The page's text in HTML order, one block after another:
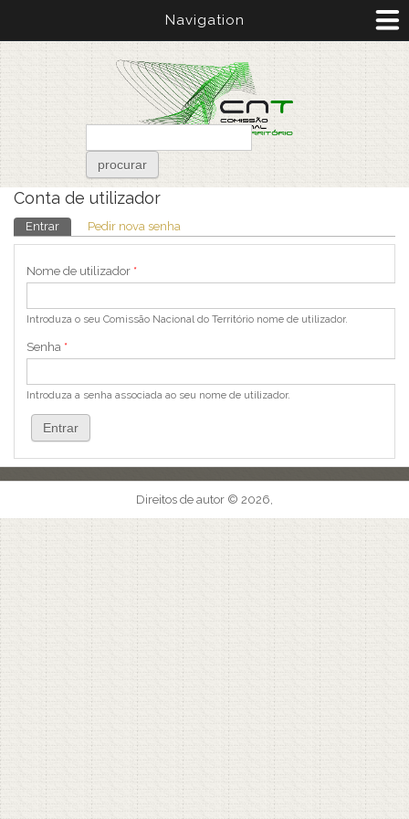
Navigation
Formulário de pesquisa
Está aqui
Conta de utilizador
Separadores primários
Entrar (separador ativo)
Pedir nova senha
Nome de utilizador *
Introduza o seu Comissão Nacional do Território nome de utilizador.
Senha *
Introduza a senha associada ao seu nome de utilizador.
Direitos de autor © 2026,